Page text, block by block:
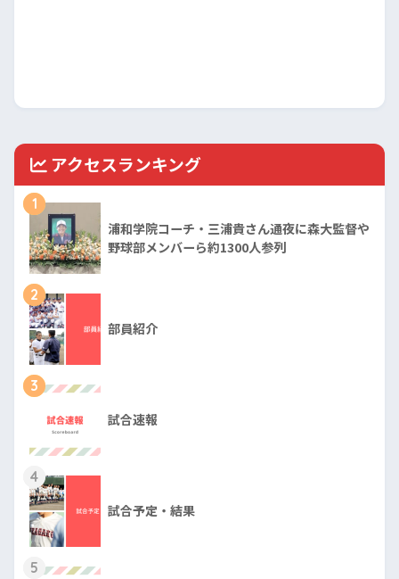
アクセスランキング
1
浦和学院コーチ・三浦貴さん通夜に森大監督や
野球部メンバーら約1300人参列
2
部員紹介
3
試合速報
4
試合予定・結果
5